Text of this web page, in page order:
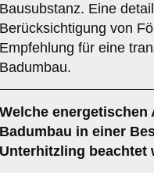
Bausubstanz. Eine
Berücksichtigung von
Empfehlung für eine
Badumbau.
Welche energetischen
Badumbau in einer
Unterhitzling beachtet